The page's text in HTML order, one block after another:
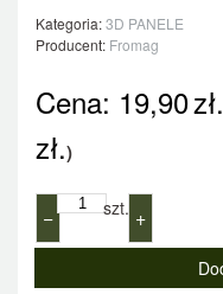
Kategoria:3D PANELE
Producent: Fromag
Cena: 19,90zł.
zł.)
− szt. +